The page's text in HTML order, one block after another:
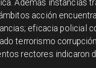
Además instancias
acción
eficacia policial
terrorismo
rectores indicaron